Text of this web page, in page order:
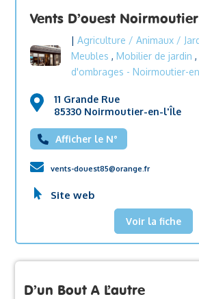
Vents D’ouest Noirmoutier
|Agriculture / Animaux /
Meubles ,Mobilier de jardin ,
d'ombrages - Noirmoutier-
11 Grande Rue
85330 Noirmoutier-en-l'Île
Afficher le N°
vents-douest85@orange.fr
Site web
Voir la fiche
D’un Bout A L’autre